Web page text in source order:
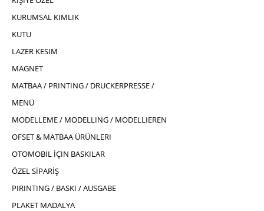
KURUMSAL KIMLIK
KUTU
LAZER KESIM
MAGNET
MATBAA / PRINTING / DRUCKERPRESSE /
MENÜ
MODELLEME / MODELLING / MODELLIEREN
OFSET & MATBAA ÜRÜNLERI
OTOMOBIL İÇIN BASKILAR
ÖZEL SİPARİŞ
PIRINTING / BASKI / AUSGABE
PLAKET MADALYA